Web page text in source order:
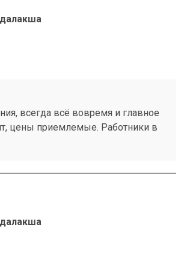
всегда всё вовремя и главное
цены приемлемые. Работники в
от 13.01.2026.